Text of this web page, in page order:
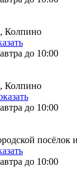
Колпино
до 10:00
Колпино
до 10:00
посёлок
до 10:00